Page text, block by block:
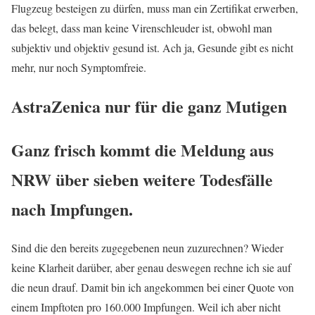
Flugzeug besteigen zu dürfen, muss man ein Zertifikat erwerben,
das belegt, dass man keine Virenschleuder ist, obwohl man
subjektiv und objektiv gesund ist. Ach ja, Gesunde gibt es nicht
mehr, nur noch Symptomfreie.
AstraZenica nur für die ganz Mutigen
Ganz frisch kommt die Meldung aus
NRW über sieben weitere Todesfälle
nach Impfungen.
Sind die den bereits zugegebenen neun zuzurechnen? Wieder
keine Klarheit darüber, aber genau deswegen rechne ich sie auf
die neun drauf. Damit bin ich angekommen bei einer Quote von
einem Impftoten pro 160.000 Impfungen. Weil ich aber nicht